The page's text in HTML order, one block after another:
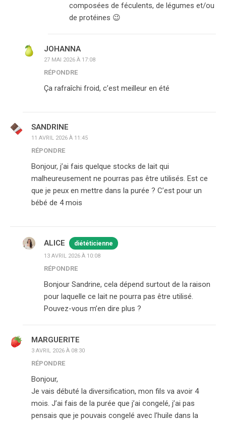
composées de féculents, de légumes et/ou
de protéines 😉
JOHANNA
27 MAI 2026 À 17:08
RÉPONDRE
Ça rafraîchi froid, c’est meilleur en été
SANDRINE
11 AVRIL 2026 À 11:45
RÉPONDRE
Bonjour, j’ai fais quelque stocks de lait qui
malheureusement ne pourras pas être utilisés. Est ce
que je peux en mettre dans la purée ? C’est pour un
bébé de 4 mois
ALICE diététicienne
13 AVRIL 2026 À 10:08
RÉPONDRE
Bonjour Sandrine, cela dépend surtout de la raison
pour laquelle ce lait ne pourra pas être utilisé.
Pouvez-vous m’en dire plus ?
MARGUERITE
3 AVRIL 2026 À 08:30
RÉPONDRE
Bonjour,
Je vais débuté la diversification, mon fils va avoir 4
mois. J’ai fais de la purée que j’ai congelé, j’ai pas
pensais que je pouvais congelé avec l’huile dans la